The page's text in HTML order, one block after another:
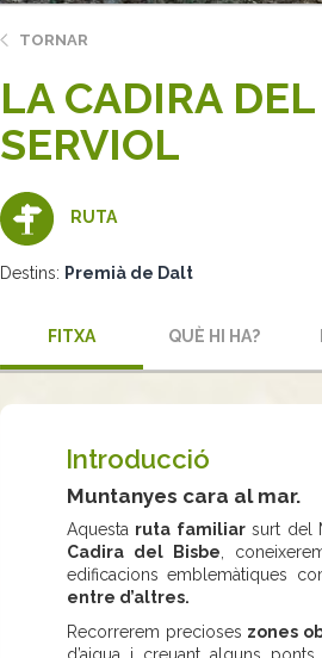
TORNAR
LA CADIRA
SERVIOL
RUTA
Destins: Premià de Dalt
FITXA QUÈ HI HA?
Introducció
Muntanyes cara al mar.
Aquesta ruta familiarsurt del
Cadira del Bisbe,
edificacions emblemàtiques
entre d’altres.
Recorrerem precioses zones